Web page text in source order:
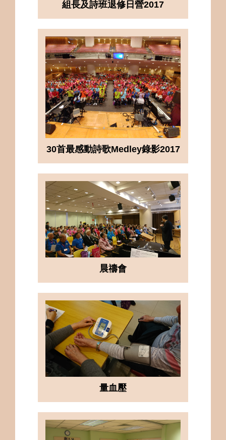
組長及詩班退修日營2017
30首最感動詩歌Medley錄影2017
晨禱會
量血壓